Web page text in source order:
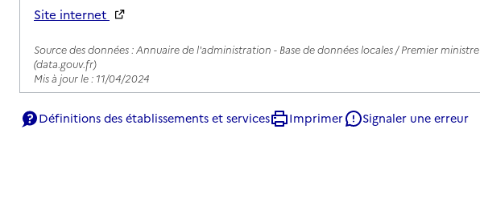
Site internet
Source des données : Annuaire de l'administration - Base de données locales / Premier ministre
(data.gouv.fr)
Mis à jour le : 11/04/2024
Définitions des établissements et services Imprimer Signaler une erreur